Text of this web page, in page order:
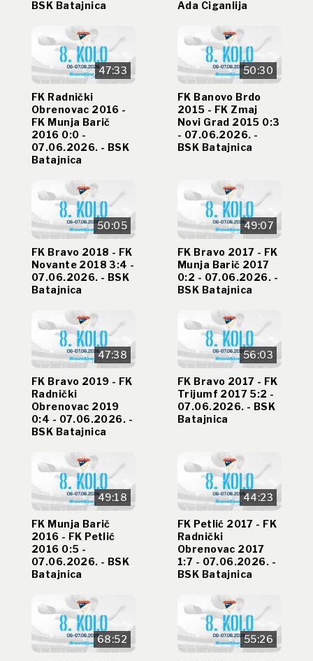
BSK Batajnica Ada Ciganlija
47:33
FK Radnički
Obrenovac 2016 -
FK Munja Barič
2016 0:0 -
07.06.2026. - BSK
Batajnica
50:30
FK Banovo Brdo
2015 - FK Zmaj
Novi Grad 2015 0:3
- 07.06.2026. -
BSK Batajnica
50:05
FK Bravo 2018 - FK
Novante 2018 3:4 -
07.06.2026. - BSK
Batajnica
49:07
FK Bravo 2017 - FK
Munja Barič 2017
0:2 - 07.06.2026. -
BSK Batajnica
47:38
FK Bravo 2019 - FK
Radnički
Obrenovac 2019
0:4 - 07.06.2026. -
BSK Batajnica
56:03
FK Bravo 2017 - FK
Trijumf 2017 5:2 -
07.06.2026. - BSK
Batajnica
49:18
FK Munja Barič
2016 - FK Petlić
2016 0:5 -
07.06.2026. - BSK
Batajnica
44:23
FK Petlić 2017 - FK
Radnički
Obrenovac 2017
1:7 - 07.06.2026. -
BSK Batajnica
68:52 55:26